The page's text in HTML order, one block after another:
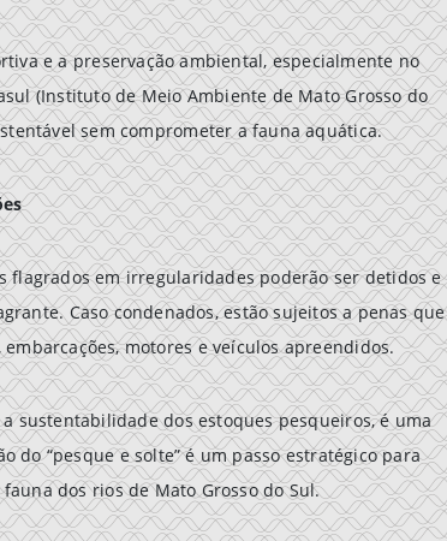
e a preservação ambiental, especialmente no
(Instituto de Meio Ambiente de Mato Grosso do
sem comprometer a fauna aquática.
flagrados em irregularidades poderão ser detidos e
Caso condenados, estão sujeitos a penas que
motores e veículos apreendidos.
sustentabilidade dos estoques pesqueiros, é uma
do “pesque e solte” é um passo estratégico para
dos rios de Mato Grosso do Sul.